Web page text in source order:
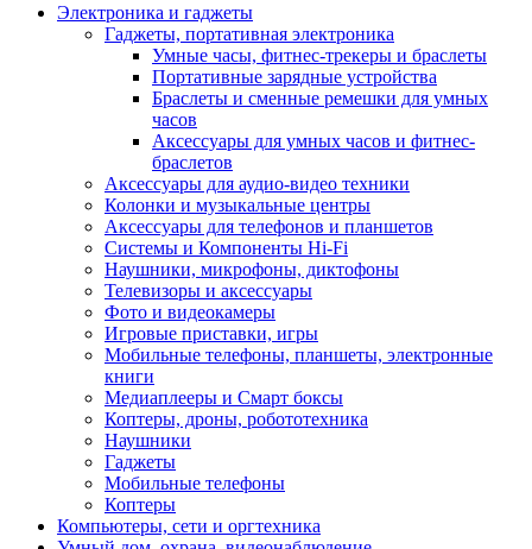
Электроника и гаджеты
Гаджеты, портативная электроника
Умные часы, фитнес-трекеры и браслеты
Портативные зарядные устройства
Браслеты и сменные ремешки для умных
часов
Аксессуары для умных часов и фитнес-
браслетов
Аксессуары для аудио-видео техники
Колонки и музыкальные центры
Аксессуары для телефонов и планшетов
Системы и Компоненты Hi-Fi
Наушники, микрофоны, диктофоны
Телевизоры и аксессуары
Фото и видеокамеры
Игровые приставки, игры
Мобильные телефоны, планшеты, электронные
книги
Медиаплееры и Смарт боксы
Коптеры, дроны, робототехника
Наушники
Гаджеты
Мобильные телефоны
Коптеры
Компьютеры, сети и оргтехника